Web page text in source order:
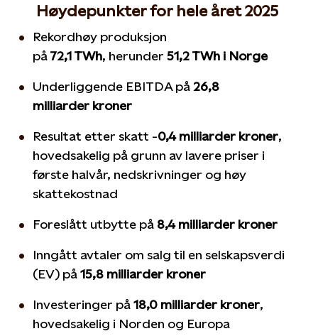
Høydepunkter for hele året 2025
Rekordhøy produksjon
på72,1TWh, herunder 51,2TWh i Norge
Underliggende EBITDA på 26,8
milliarder kroner
Resultat etter skatt -0,4 milliarder kroner,
hovedsakelig på grunn av lavere priser i
første halvår, nedskrivninger og høy
skattekostnad
Foreslått utbytte på 8,4 milliarder kroner
Inngått avtaler om salg til en selskapsverdi
(EV) på15,8 milliarder kroner
Investeringer på18,0 milliarder kroner,
hovedsakelig i Norden og Europa